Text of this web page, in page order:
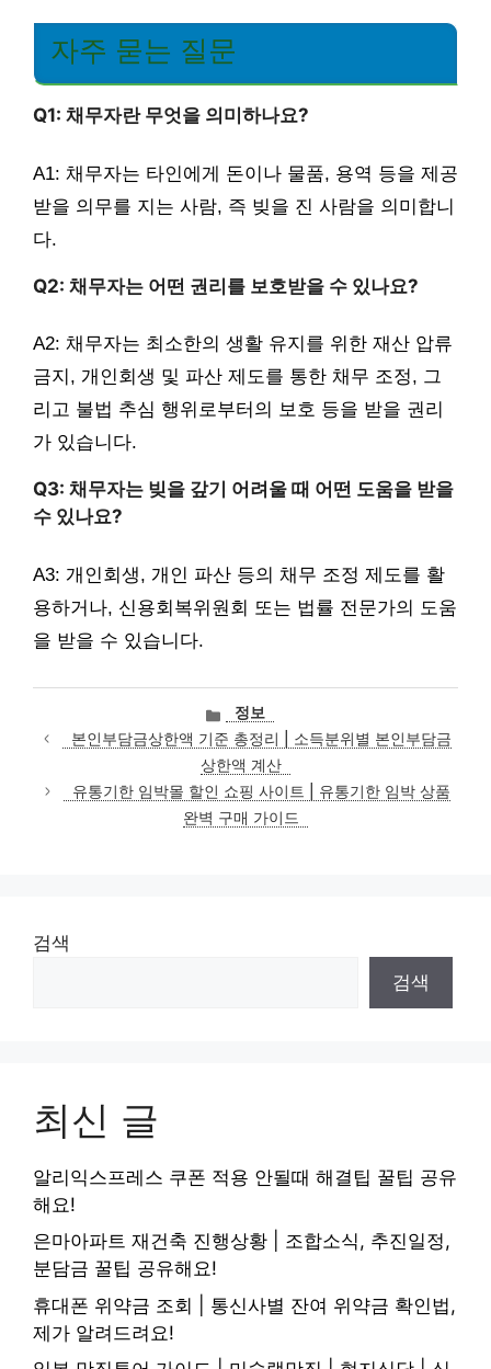
자주 묻는 질문
Q1: 채무자란 무엇을 의미하나요?
A1: 채무자는 타인에게 돈이나 물품, 용역 등을 제공
받을 의무를 지는 사람, 즉 빚을 진 사람을 의미합니
다.
Q2: 채무자는 어떤 권리를 보호받을 수 있나요?
A2: 채무자는 최소한의 생활 유지를 위한 재산 압류
금지, 개인회생 및 파산 제도를 통한 채무 조정, 그
리고 불법 추심 행위로부터의 보호 등을 받을 권리
가 있습니다.
Q3: 채무자는 빚을 갚기 어려울 때 어떤 도움을 받을
수 있나요?
A3: 개인회생, 개인 파산 등의 채무 조정 제도를 활
용하거나, 신용회복위원회 또는 법률 전문가의 도움
을 받을 수 있습니다.
카
테
고
리
정보
본인부담금상한액 기준 총정리 | 소득분위별 본인부담금
상한액 계산
유통기한 임박몰 할인 쇼핑 사이트 | 유통기한 임박 상품
완벽 구매 가이드
검색
검색
최신 글
알리익스프레스 쿠폰 적용 안될때 해결팁 꿀팁 공유
해요!
은마아파트 재건축 진행상황 | 조합소식, 추진일정,
분담금 꿀팁 공유해요!
휴대폰 위약금 조회 | 통신사별 잔여 위약금 확인법,
제가 알려드려요!